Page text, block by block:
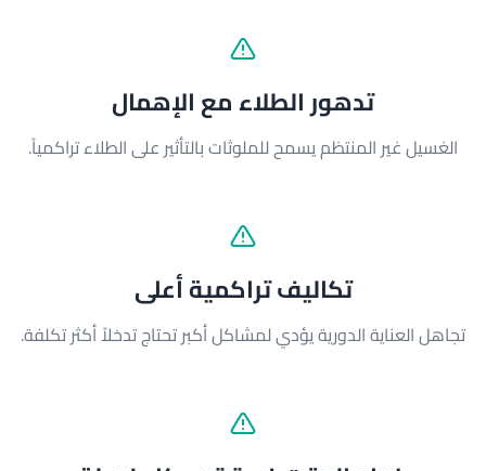
تدهور الطلاء مع الإهمال
الغسيل غير المنتظم يسمح للملوثات بالتأثير على الطلاء تراكمياً.
تكاليف تراكمية أعلى
تجاهل العناية الدورية يؤدي لمشاكل أكبر تحتاج تدخلاً أكثر تكلفة.